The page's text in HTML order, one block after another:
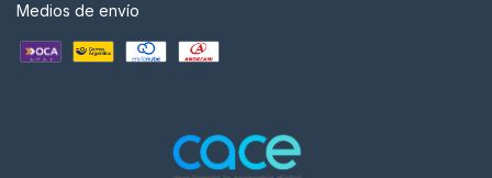
Medios de envío